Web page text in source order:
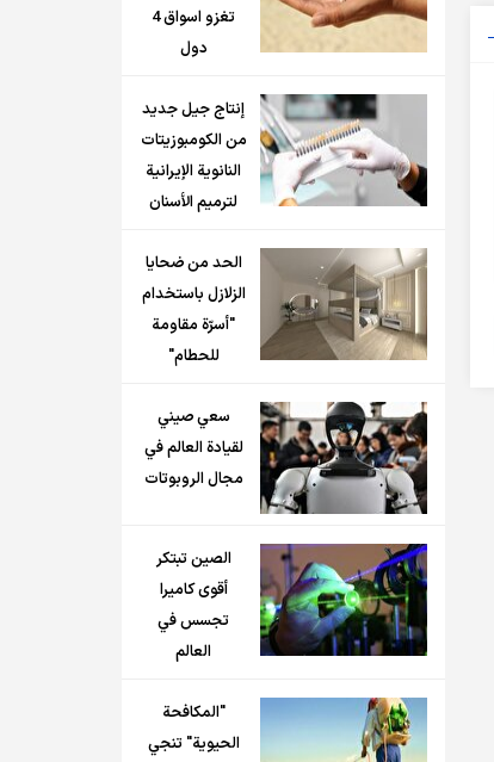
تغزو اسواق 4
دول
إنتاج جيل جديد
من الكومبوزيتات
النانوية الإيرانية
لترميم الأسنان
الحد من ضحايا
الزلازل باستخدام
"أسرّة مقاومة
للحطام"
سعي صيني
لقيادة العالم في
مجال الروبوتات
الصين تبتكر
أقوى كاميرا
تجسس في
العالم
"المكافحة
الحيوية" تنجي